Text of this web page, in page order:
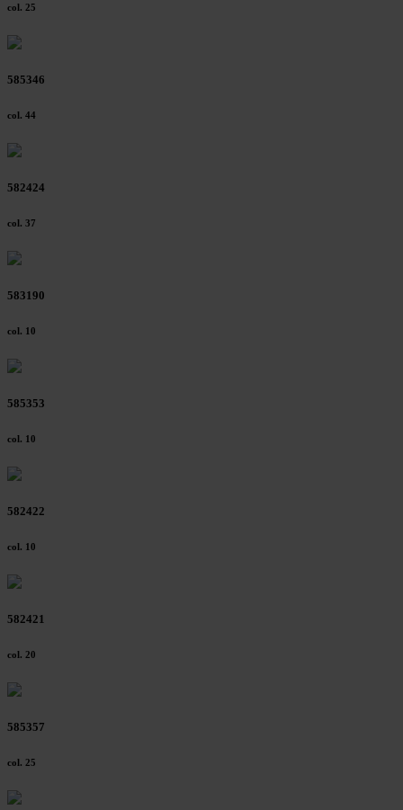
col. 25
585346
col. 44
582424
col. 37
583190
col. 10
585353
col. 10
582422
col. 10
582421
col. 20
585357
col. 25